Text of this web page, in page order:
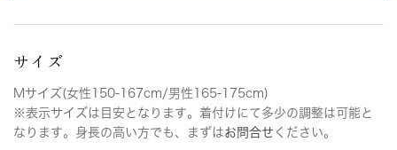
サイズ
Mサイズ(女性150-167cm/男性165-175cm)
※表示サイズは目安となります。着付けにて多少の調整は可能と
なります。身長の高い方でも、まずはお問合せ ください。